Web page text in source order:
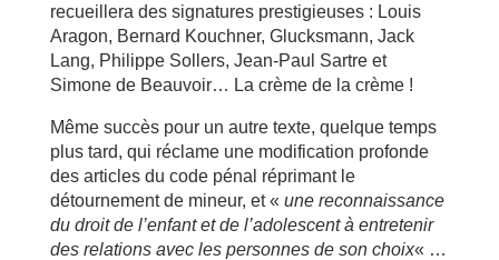
recueillera des signatures prestigieuses : Louis
Aragon, Bernard Kouchner, Glucksmann, Jack
Lang, Philippe Sollers, Jean-Paul Sartre et
Simone de Beauvoir… La crème de la crème !
Même succès pour un autre texte, quelque temps
plus tard, qui réclame une modification profonde
des articles du code pénal réprimant le
détournement de mineur, et « une reconnaissance
du droit de l’enfant et de l’adolescent à entretenir
des relations avec les personnes de son choix« …